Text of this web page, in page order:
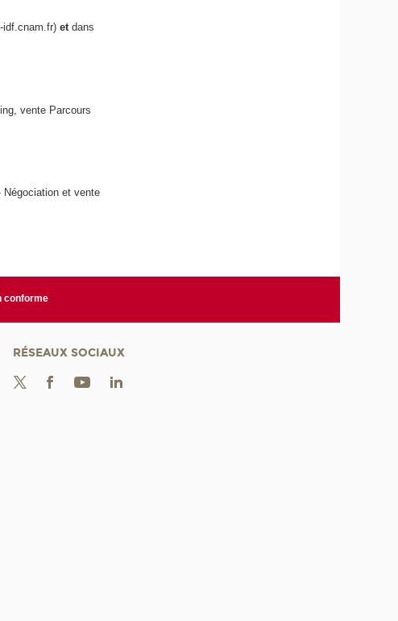
idf.cnam.fr) etdans
vente Parcours
Négociation et vente
conforme
RÉSEAUX SOCIAUX